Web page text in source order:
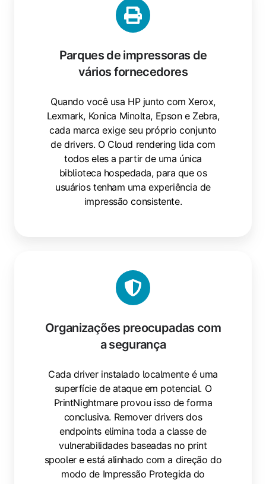
Parques de impressoras de
vários fornecedores
Quando você usa HP junto com Xerox,
Lexmark, Konica Minolta, Epson e Zebra,
cada marca exige seu próprio conjunto
de drivers. O Cloud rendering lida com
todos eles a partir de uma única
biblioteca hospedada, para que os
usuários tenham uma experiência de
impressão consistente.
Organizações preocupadas com
a segurança
Cada driver instalado localmente é uma
superfície de ataque em potencial. O
PrintNightmare provou isso de forma
conclusiva. Remover drivers dos
endpoints elimina toda a classe de
vulnerabilidades baseadas no print
spooler e está alinhado com a direção do
modo de Impressão Protegida do
preocupadas
com